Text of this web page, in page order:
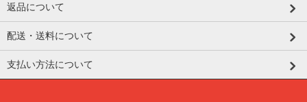
返品について
配送・送料について
支払い方法について